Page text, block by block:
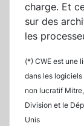
charge. Et
sur des
les
(*) CWE est une
dans les
non lucratif
Division et le
Unis